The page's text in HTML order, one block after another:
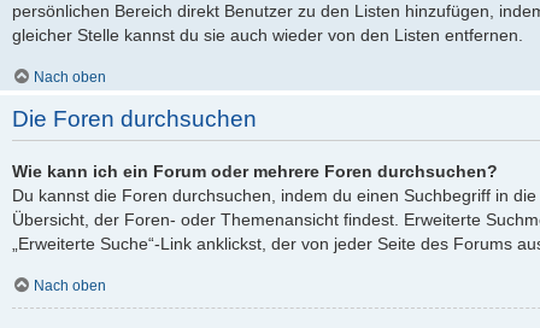
persönlichen Bereich direkt Benutzer zu den Listen hinzufügen,
gleicher Stelle kannst du sie auch wieder von den Listen entfernen.
Nach oben
Die Foren durchsuchen
Wie kann ich ein Forum oder mehrere Foren durchsuchen?
Du kannst die Foren durchsuchen, indem du einen Suchbegriff in
Übersicht, der Foren- oder Themenansicht findest. Erweiterte
„Erweiterte Suche“-Link anklickst, der von jeder Seite des Forums
Nach oben